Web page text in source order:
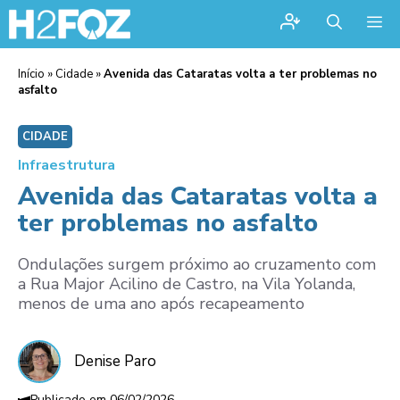
Início » Cidade »Avenida das Cataratas volta a ter problemas no
asfalto
CIDADE
Infraestrutura
Avenida das Cataratas volta a
ter problemas no asfalto
Ondulações surgem próximo ao cruzamento com
a Rua Major Acilino de Castro, na Vila Yolanda,
menos de uma ano após recapeamento
Denise Paro